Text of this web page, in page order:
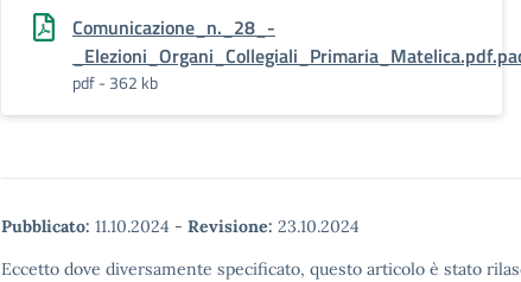
Comunicazione_n._28_-
pdf - 362 kb
Pubblicato: 11.10.2024 - Revisione: 23.10.2024
Eccetto dove diversamente specificato, questo articolo è stato